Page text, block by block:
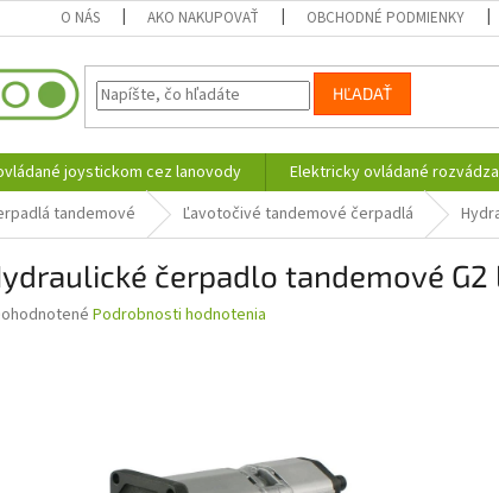
O NÁS AKO NAKUPOVAŤ OBCHODNÉ PODMIENKY
HĽADAŤ
joystickom cez lanovody Elektricky ovládané
tandemové Ľavotočivé tandemové čerpadlá
čerpadlo tandemové
Podrobnosti hodnotenia